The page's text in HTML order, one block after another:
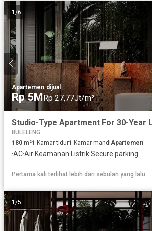
1 /6
Apartemen·dijual
Rp 5MRp 27,77Jt/m²
BULELENG
180 m²1 Kamar tidur1 Kamar mandiApartemen
·AC·Air·Keamanan· Listrik·Secure parking
Pertama kali terlihat lebih dari sebulan yang lalu
1 /5